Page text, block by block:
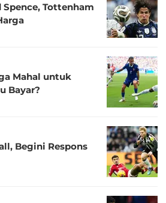
Tottenham
Mahal untuk
Bayar?
Begini Respons